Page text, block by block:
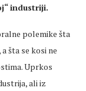
industriji.
polemike šta
šta se kosi ne
Uprkos
ali iz